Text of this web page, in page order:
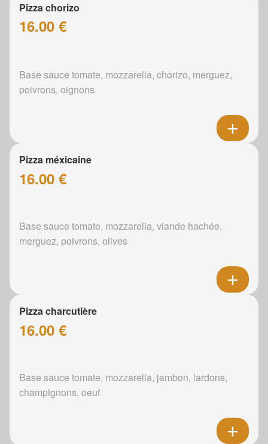
Pizza chorizo
16.00 €
Base sauce tomate, mozzarella, chorizo, merguez,
poivrons, oignons
Pizza méxicaine
16.00 €
Base sauce tomate, mozzarella, viande hachée,
merguez, poivrons, olives
Pizza charcutière
16.00 €
Base sauce tomate, mozzarella, jambon, lardons,
champignons, oeuf